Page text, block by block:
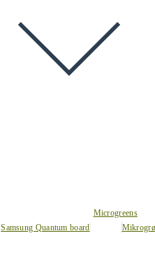
Samsung Quantum board
Microgreens